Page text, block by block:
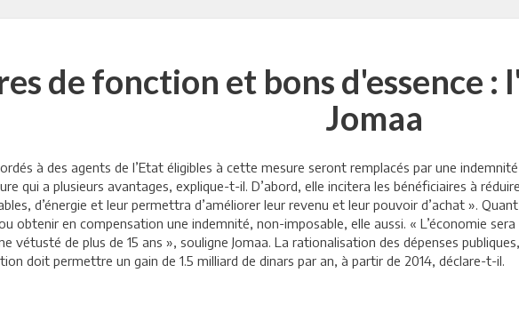
de fonction et bons d'essence
Jomaa
à des agents de l’Etat éligibles à cette mesure seront remplacés par une
qui a plusieurs avantages, explique-t-il. D’abord, elle incitera les bénéficiaires à
d’énergie et leur permettra d’améliorer leur revenu et leur pouvoir d’achat ».
obtenir en compensation une indemnité, non-imposable, elle aussi. « L’économie
vétusté de plus de 15 ans », souligne Jomaa. La rationalisation des dépenses
doit permettre un gain de 1.5 milliard de dinars par an, à partir de 2014, déclare-t-il.